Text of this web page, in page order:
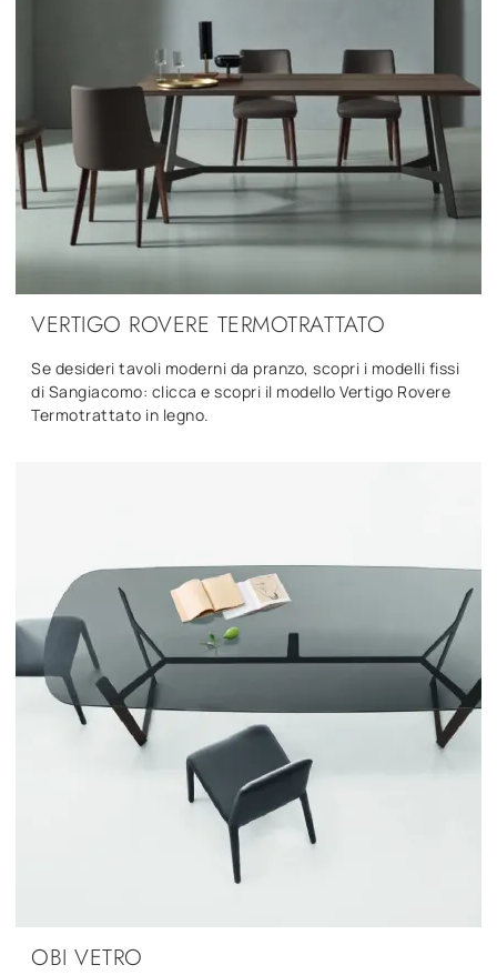
VERTIGO ROVERE TERMOTRATTATO
Se desideri tavoli moderni da pranzo, scopri i modelli fissi
di Sangiacomo: clicca e scopri il modello Vertigo Rovere
Termotrattato in legno.
OBI VETRO